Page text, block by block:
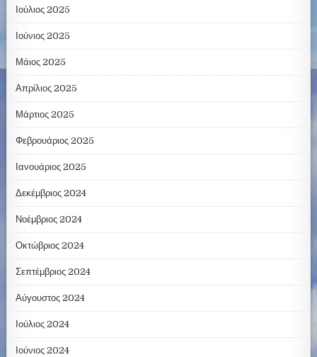
Ιούλιος 2025
Ιούνιος 2025
Μάιος 2025
Απρίλιος 2025
Μάρτιος 2025
Φεβρουάριος 2025
Ιανουάριος 2025
Δεκέμβριος 2024
Νοέμβριος 2024
Οκτώβριος 2024
Σεπτέμβριος 2024
Αύγουστος 2024
Ιούλιος 2024
Ιούνιος 2024